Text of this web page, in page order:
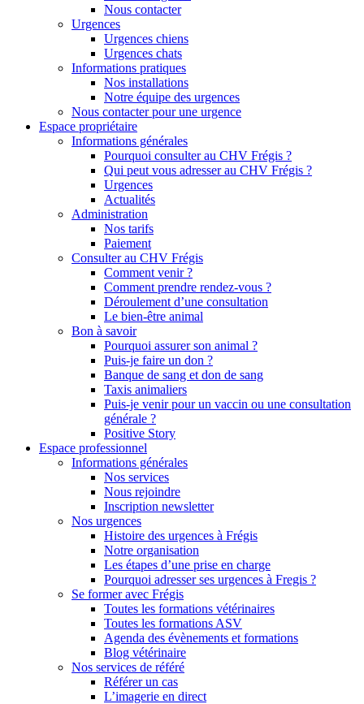
Nous contacter
Urgences
Urgences chiens
Urgences chats
Informations pratiques
Nos installations
Notre équipe des urgences
Nous contacter pour une urgence
Espace propriétaire
Informations générales
Pourquoi consulter au CHV Frégis ?
Qui peut vous adresser au CHV Frégis ?
Urgences
Actualités
Administration
Nos tarifs
Paiement
Consulter au CHV Frégis
Comment venir ?
Comment prendre rendez-vous ?
Déroulement d’une consultation
Le bien-être animal
Bon à savoir
Pourquoi assurer son animal ?
Puis-je faire un don ?
Banque de sang et don de sang
Taxis animaliers
Puis-je venir pour un vaccin ou une consultation
générale ?
Positive Story
Espace professionnel
Informations générales
Nos services
Nous rejoindre
Inscription newsletter
Nos urgences
Histoire des urgences à Frégis
Notre organisation
Les étapes d’une prise en charge
Pourquoi adresser ses urgences à Fregis ?
Se former avec Frégis
Toutes les formations vétérinaires
Toutes les formations ASV
Agenda des évènements et formations
Blog vétérinaire
Nos services de référé
Référer un cas
L’imagerie en direct